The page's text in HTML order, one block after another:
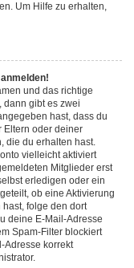
Um Hilfe zu erhalten,
und das richtige
dann gibt es zwei
hast, dass du
Eltern oder deiner
die du erhalten hast.
vielleicht aktiviert
Mitglieder erst
erledigen oder ein
ob eine Aktivierung
folge den dort
deine E-Mail-Adresse
Spam-Filter blockiert
Adresse korrekt